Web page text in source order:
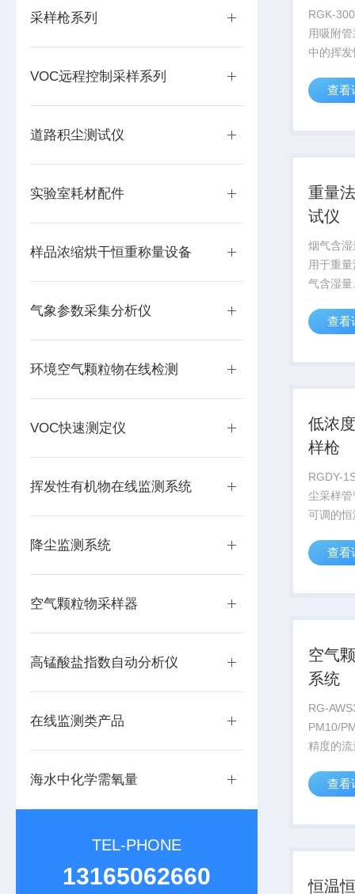
采样枪系列
VOC远程控制采样系列
道路积尘测试仪
实验室耗材配件
样品浓缩烘干恒重称量设备
气象参数采集分析仪
环境空气颗粒物在线检测
VOC快速测定仪
挥发性有机物在线监测系统
降尘监测系统
空气颗粒物采样器
高锰酸盐指数自动分析仪
在线监测类产品
海水中化学需氧量
TEL-PHONE
13165062660
RGK-
用吸附
中的挥
量。
易于操
查看
重量
试仪
烟气含
用于重
气含湿
试仪两
气中水
查看
低浓
样枪
RGDY-
尘采样
可调的
凝水，
样过程
查看
空气
系统
RG-
PM10/
精度的
统、内
恒湿平
查看
恒温